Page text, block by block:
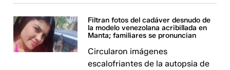
Filtran fotos del cadáver desnudo de
la modelo venezolana acribillada en
Manta; familiares se pronuncian
Circularon imágenes
escalofriantes de la autopsia de